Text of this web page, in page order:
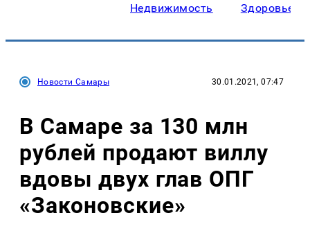
Недвижимость Здоровье
Новости Самары 30.01.2021, 07:47
В Самаре за 130 млн
рублей продают виллу
вдовы двух глав ОПГ
«Законовские»